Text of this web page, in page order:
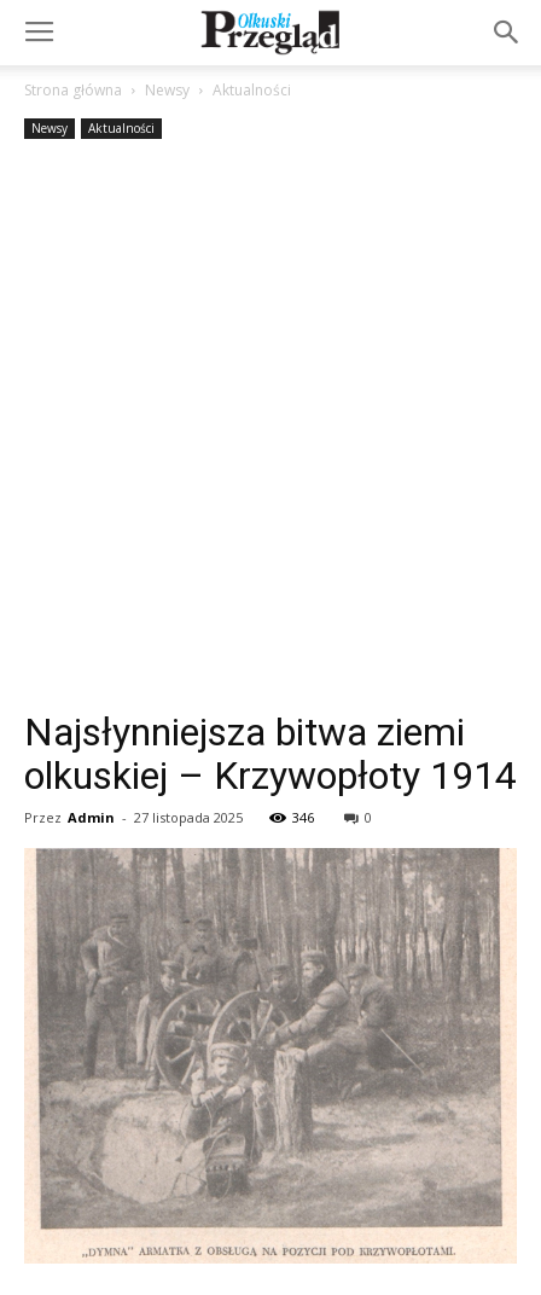
Strona główna Newsy Aktualności
Newsy Aktualności
Najsłynniejsza bitwa ziemi
olkuskiej – Krzywopłoty 1914
Przez Admin - 27 listopada 2025 346 0